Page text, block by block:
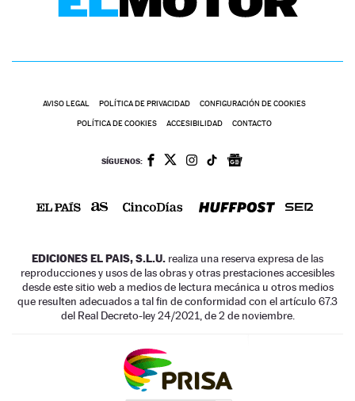
AVISO LEGAL POLÍTICA DE PRIVACIDAD CONFIGURACIÓN DE COOKIES
POLÍTICA DE COOKIES ACCESIBILIDAD CONTACTO
SÍGUENOS:
EDICIONES EL PAIS, S.L.U. realiza una reserva expresa de las
reproducciones y usos de las obras y otras prestaciones accesibles
desde este sitio web a medios de lectura mecánica u otros medios
que resulten adecuados a tal fin de conformidad con el artículo 67.3
del Real Decreto-ley 24/2021, de 2 de noviembre.